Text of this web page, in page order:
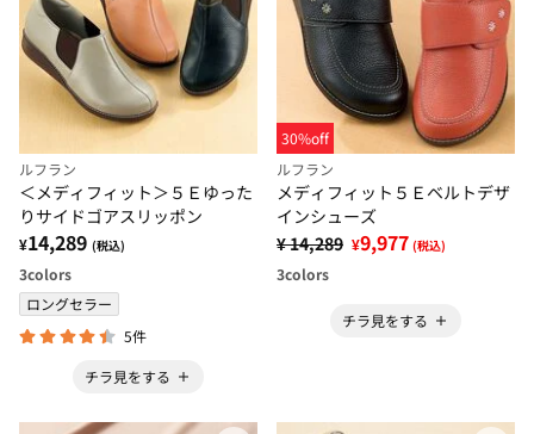
ルフラン
＜メディフィット＞５Ｅゆった
りサイドゴアスリッポン
¥14,289 (税込)
3colors
ロングセラー
5件
チラ見をする
30%off
ルフラン
メディフィット５Ｅベルトデザ
インシューズ
¥ 14,289 ¥9,977 (税込)
3colors
チラ見をする